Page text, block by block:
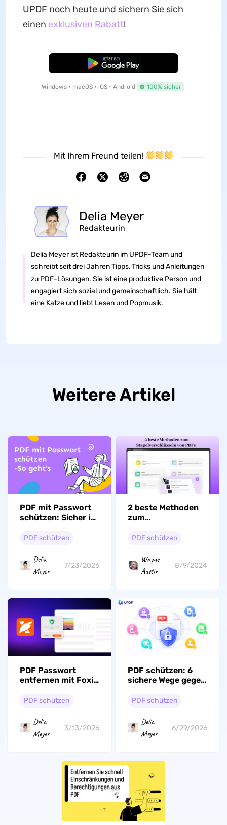
UPDF noch heute und sichern Sie sich
einen exklusiven Rabatt!
Kostenloser Download
Windows • macOS • iOS • Android 100% sicher
Mit Ihrem Freund teilen!
Delia Meyer
Redakteurin
Delia Meyer ist Redakteurin im UPDF-Team und
schreibt seit drei Jahren Tipps, Tricks und Anleitungen
zu PDF-Lösungen. Sie ist eine produktive Person und
engagiert sich sozial und gemeinschaftlich. Sie hält
eine Katze und liebt Lesen und Popmusik.
Weitere Artikel
PDF mit Passwort
schützen: Sicher in
PDF schützen
Delia
Meyer
7/23/2026
2 beste Methoden
zum
von PDFs
PDF schützen
Wayne
Austin
8/9/2024
PDF Passwort
entfernen mit Foxit
(Einfache
PDF schützen
Delia
Meyer
3/13/2026
PDF schützen: 6
sichere Wege gegen
und Bearbeiten
PDF schützen
Delia
Meyer
6/29/2026